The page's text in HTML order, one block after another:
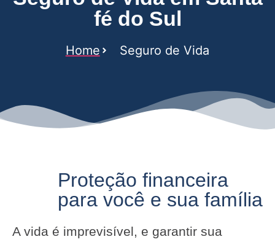
fé do Sul
Home Seguro de Vida
Proteção financeira
para você e sua família
A vida é imprevisível, e garantir sua